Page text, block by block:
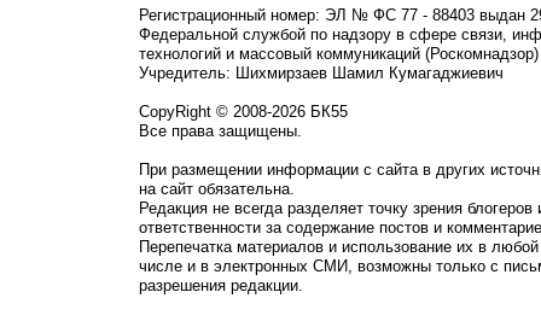
Регистрационный номер: ЭЛ № ФС 77 - 88403 выдан
Федеральной службой по надзору в сфере связи,
технологий и массовый коммуникаций (Роскомнадзор)
Учредитель: Шихмирзаев Шамил Кумагаджиевич
CopyRight © 2008-2026 БК55
Все права защищены.
При размещении информации с сайта в других
на сайт обязательна.
Редакция не всегда разделяет точку зрения блогеров
ответственности за содержание постов и
Перепечатка материалов и использование их в
числе и в электронных СМИ, возможны только с
разрешения редакции.